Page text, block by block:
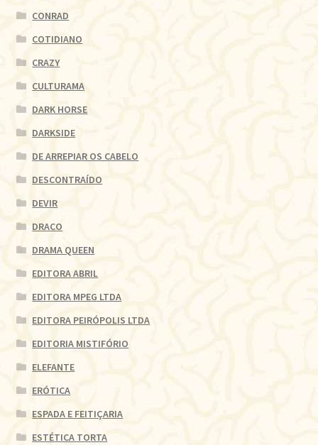
CONRAD
COTIDIANO
CRAZY
CULTURAMA
DARK HORSE
DARKSIDE
DE ARREPIAR OS CABELO
DESCONTRAÍDO
DEVIR
DRACO
DRAMA QUEEN
EDITORA ABRIL
EDITORA MPEG LTDA
EDITORA PEIRÓPOLIS LTDA
EDITORIA MISTIFÓRIO
ELEFANTE
ERÓTICA
ESPADA E FEITIÇARIA
ESTÉTICA TORTA